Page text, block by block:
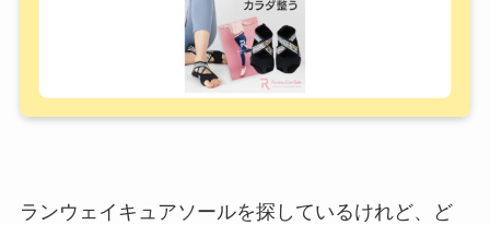
ランウェイキュアソールを探しているけれど、ど